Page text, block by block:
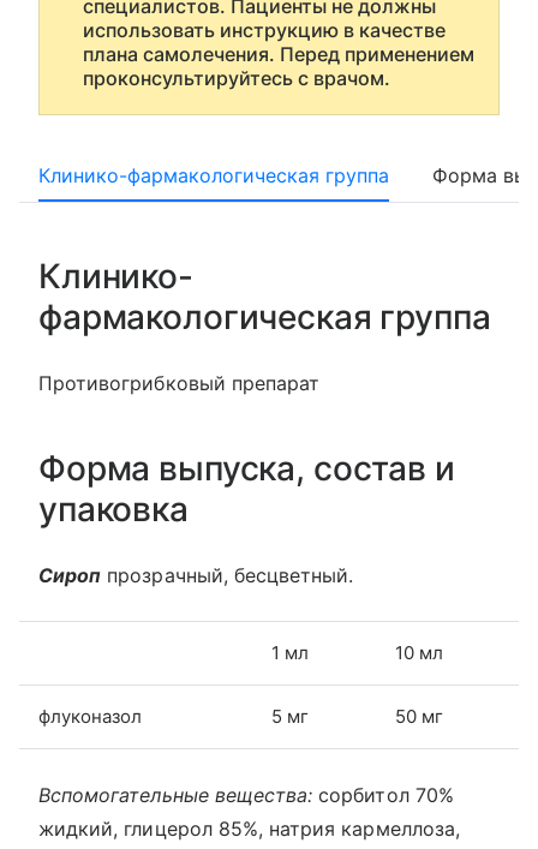
специалистов. Пациенты не должны
использовать инструкцию в качестве
плана самолечения. Перед применением
проконсультируйтесь с врачом.
Клинико-фармакологическая группа Форма
Клинико-
фармакологическая группа
Противогрибковый препарат
Форма выпуска, состав и
упаковка
Сироп прозрачный, бесцветный.
1 мл 10 мл
флуконазол 5 мг 50 мг
Вспомогательные вещества:сорбитол 70%
жидкий, глицерол 85%, натрия кармеллоза,